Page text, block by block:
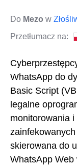
Do Mezo w
Przetłumacz na:
WhatsApp do
Basic Script
legalne
monitorowania
skierowana do
WhatsApp Web